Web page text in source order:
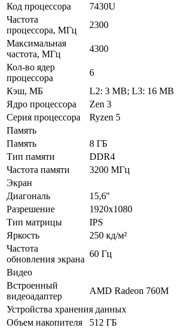
Код процессора
7430U
Частота
процессора, МГц
2300
Максимальная
частота, МГц
4300
Кол-во ядер
процессора
6
Кэш, МБ
L2: 3 MB; L3: 16 MB
Ядро процессора
Zen 3
Серия процессора
Ryzen 5
Память
Память
8 ГБ
Тип памяти
DDR4
Частота памяти
3200 МГц
Экран
Диагональ
15,6''
Разрешение
1920x1080
Тип матрицы
IPS
Яркость
250 кд/м²
Частота
обновления экрана
60 Гц
Видео
Встроенный
видеоадаптер
AMD Radeon 760M
Устройства хранения данных
Объем накопителя
512 ГБ